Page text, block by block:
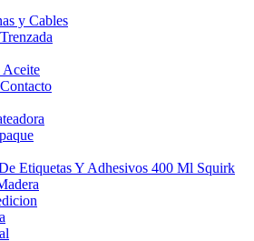
y Cables
Aceite
Etiquetas Y Adhesivos 400 Ml Squirk